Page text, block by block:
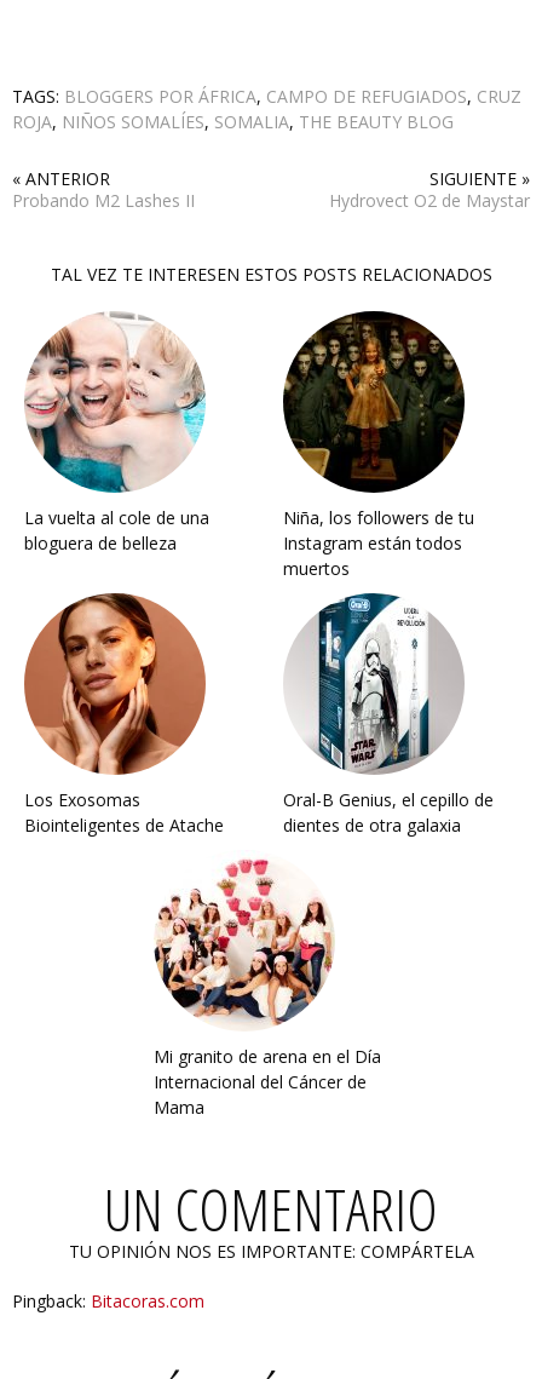
TAGS: BLOGGERS POR ÁFRICA, CAMPO DE REFUGIADOS, CRUZ
ROJA, NIÑOS SOMALÍES, SOMALIA, THE BEAUTY BLOG
« ANTERIOR
Probando M2 Lashes II
SIGUIENTE »
Hydrovect O2 de Maystar
TAL VEZ TE INTERESEN ESTOS POSTS RELACIONADOS
La vuelta al cole de una
bloguera de belleza
Niña, los followers de tu
Instagram están todos
muertos
Los Exosomas
Biointeligentes de Atache
Oral-B Genius, el cepillo de
dientes de otra galaxia
Mi granito de arena en el Día
Internacional del Cáncer de
Mama
UN COMENTARIO
TU OPINIÓN NOS ES IMPORTANTE: COMPÁRTELA
Pingback: Bitacoras.com